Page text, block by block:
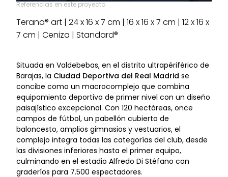
Referencias en este proyecto
Terana® art | 24 x 16 x 7 cm | 16 x 16 x 7 cm | 12 x 16 x
7 cm | Ceniza | Standard®
Situada en Valdebebas, en el distrito ultrapériférico de
Barajas, la Ciudad Deportiva del Real Madrid se
concibe como un macrocomplejo que combina
equipamiento deportivo de primer nivel con un diseño
paisajístico excepcional. Con 120 hectáreas, once
campos de fútbol, un pabellón cubierto de
baloncesto, amplios gimnasios y vestuarios, el
complejo integra todas las categorías del club, desde
las divisiones inferiores hasta el primer equipo,
culminando en el estadio Alfredo Di Stéfano con
graderíos para 7.500 espectadores.